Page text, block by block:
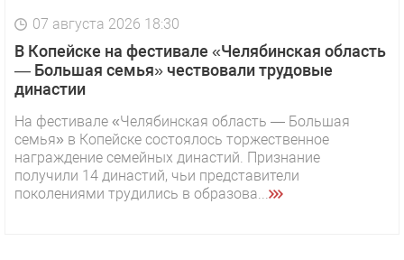
07 августа 2026 18:30
В Копейске на фестивале «Челябинская область
— Большая семья» чествовали трудовые
династии
На фестивале «Челябинская область — Большая
семья» в Копейске состоялось торжественное
награждение семейных династий. Признание
получили 14 династий, чьи представители
поколениями трудились в образова...